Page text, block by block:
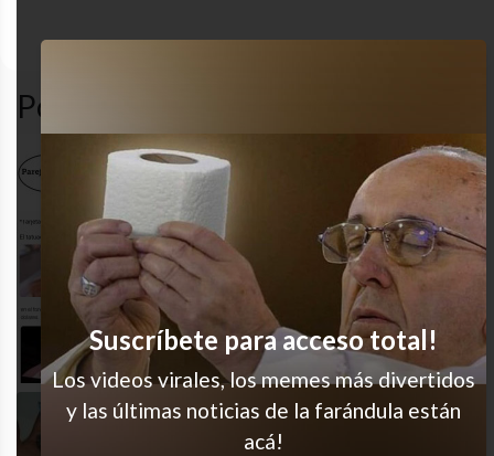
Popular en LVI
El eje de mi vida
Por favor no, señor tatuador
Necesidades básicas
Acá viendo como se va el sueldo
Suscríbete para acceso total!
Los videos virales, los memes más divertidos
y las últimas noticias de la farándula están
acá!